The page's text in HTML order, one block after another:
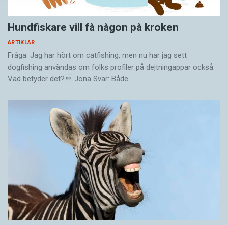
Hundfiskare vill få någon på kroken
ARTIKLAR
Fråga: Jag har hört om catfishing, men nu har jag sett
dogfishing användas om folks profiler på dejtningappar också.
Vad betyder det? Jona Svar: Både…